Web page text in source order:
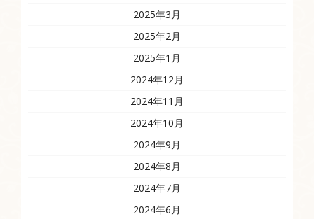
2025年3月
2025年2月
2025年1月
2024年12月
2024年11月
2024年10月
2024年9月
2024年8月
2024年7月
2024年6月